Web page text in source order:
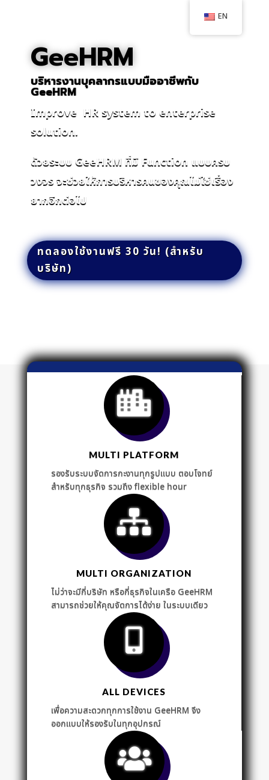
GeeHRM
บริหารงานบุคลากรแบบมืออาชีพกับ
GeeHRM
Improve HR system to enterprise
solution.
ด้วยระบบ GeeHRM ที่มี Function แบบครบ
วงจร จะช่วยให้การบริหารคนของคุณไม่ใช่เรื่อง
ยากอีกต่อไป
ทดลองใช้งานฟรี 30 วัน! (สำหรับ
บริษัท)
MULTI PLATFORM
รองรับระบบจัดการกะงานทุกรูปแบบ ตอบโจทย์
สำหรับทุกธุรกิจ รวมถึง flexible hour
MULTI ORGANIZATION
ไม่ว่าจะมีกี่บริษัท หรือกี่ธุรกิจในเครือ GeeHRM
สามารถช่วยให้คุณจัดการได้ง่าย ในระบบเดียว
ALL DEVICES
เพื่อความสะดวกทุกการใช้งาน GeeHRM จึง
ออกแบบให้รองรับในทุกอุปกรณ์
EN